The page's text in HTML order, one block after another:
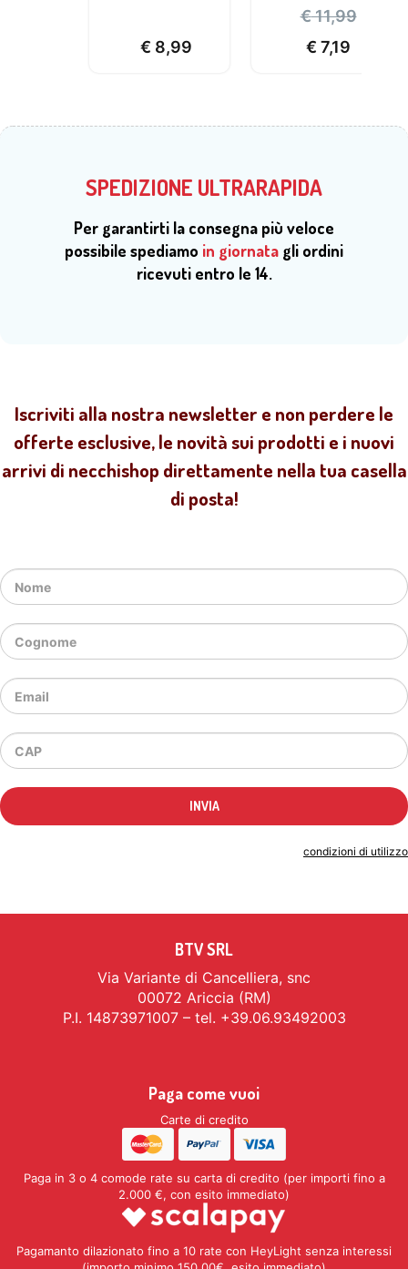
€ 8,99
€11,99
€ 7,19
SPEDIZIONE ULTRARAPIDA
Per garantirti la consegna più veloce
possibile spediamo in giornata gli ordini
ricevuti entro le 14.
Iscriviti alla nostra newsletter e non perdere le
offerte esclusive, le novità sui prodotti e i nuovi
arrivi di necchishop direttamente nella tua casella
di posta!
condizioni di utilizzo
BTV SRL
Via Variante di Cancelliera, snc
00072 Ariccia (RM)
P.I. 14873971007 – tel. +39.06.93492003
Paga come vuoi
Carte di credito
Paga in 3 o 4 comode rate su carta di credito (per importi fino a
2.000 €, con esito immediato)
Pagamanto dilazionato fino a 10 rate con HeyLight senza interessi